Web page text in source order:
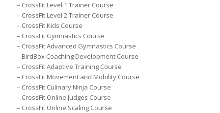
– CrossFit Level 1 Trainer Course
– CrossFit Level 2 Trainer Course
– CrossFit Kids Course
– CrossFit Gymnastics Course
– CrossFit Advanced Gymnastics Course
– BirdBox Coaching Development Course
– CrossFit Adaptive Training Course
– CrossFit Movement and Mobility Course
– CrossFit Culinary Ninja Course
– CrossFit Online Judges Course
– CrossFit Online Scaling Course